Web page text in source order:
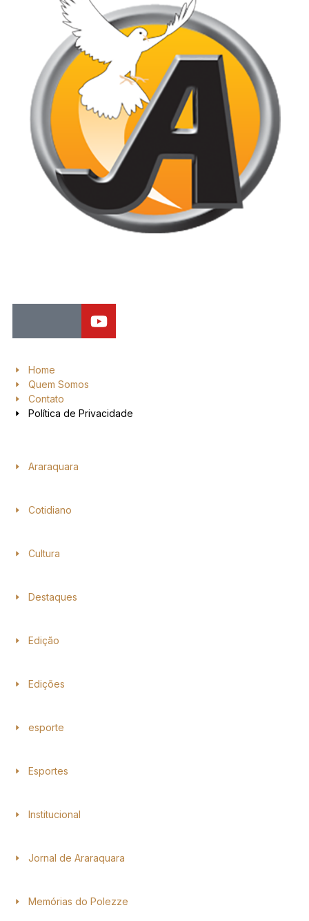
Home
Quem Somos
Contato
Política de Privacidade
Araraquara
Cotidiano
Cultura
Destaques
Edição
Edições
esporte
Esportes
Institucional
Jornal de Araraquara
Memórias do Polezze